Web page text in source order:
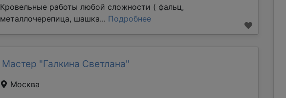
Кровельные работы любой сложности ( фальц,
металлочерепица, шашка... Подробнее
Мастер "Галкина Светлана"
Москва